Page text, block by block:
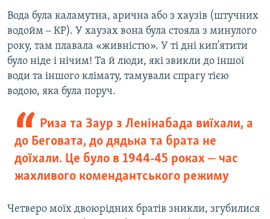
Вода була каламутна, арична або з хаузів (штучних
водойм ‒ КР). У хаузах вона була стояла з минулого
року, там плавала «живністю». У ті дні кип'ятити
було ніде і нічим! Та й люди, які звикли до іншої
води та іншого клімату, тамували спрагу тією
водою, яка була поруч.
Риза та Заур з Ленінабада виїхали, а
до Беговата, до дядька та брата не
доїхали. Це було в 1944-45 роках ‒ час
жахливого комендантського режиму
Четверо моїх двоюрідних братів зникли, згубилися